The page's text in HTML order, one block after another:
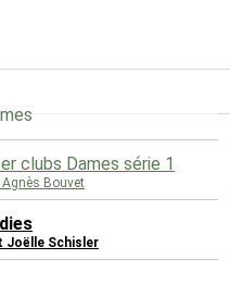
clubs Dames série 1
Agnès Bouvet
Joëlle Schisler